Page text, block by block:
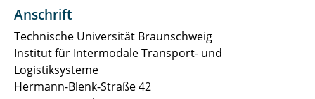
Anschrift
Technische Universität Braunschweig
Institut für Intermodale Transport- und
Logistiksysteme
Hermann-Blenk-Straße 42